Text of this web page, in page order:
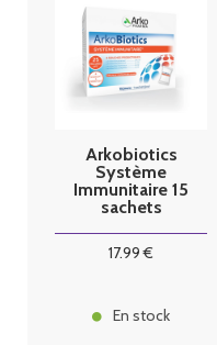
Arkobiotics
Système
Immunitaire 15
sachets
17.99 €
En stock